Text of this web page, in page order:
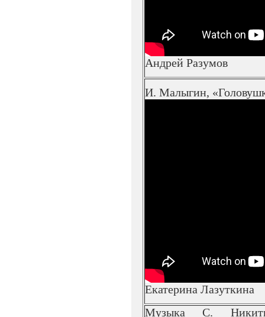
Андрей Разумов
И. Малыгин,
Екатерина Лазуткина
Музыка С.